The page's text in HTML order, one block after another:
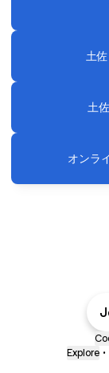
土
土
オンラ
Explore •